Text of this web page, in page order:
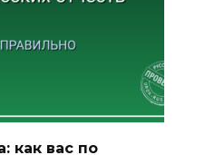
как вас по